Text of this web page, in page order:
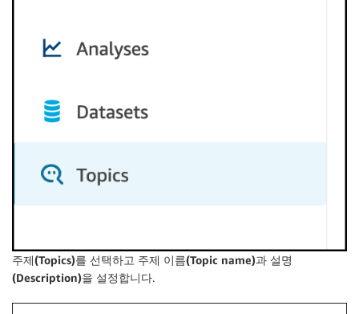
주제(Topics)를 선택하고 주제 이름(Topic name)과 설명
(Description)을 설정합니다.